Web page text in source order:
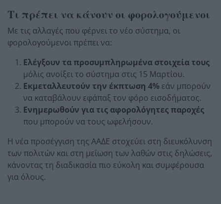
Τι πρέπει να κάνουν οι φορολογούμενοι
Με τις αλλαγές που φέρνει το νέο σύστημα, οι
φορολογούμενοι πρέπει να:
Ελέγξουν τα προσυμπληρωμένα στοιχεία τους
μόλις ανοίξει το σύστημα στις 15 Μαρτίου.
Εκμεταλλευτούν την έκπτωση 4% εάν μπορούν
να καταβάλουν εφάπαξ τον φόρο εισοδήματος.
Ενημερωθούν για τις αφορολόγητες παροχές
που μπορούν να τους ωφελήσουν.
Η νέα προσέγγιση της ΑΑΔΕ στοχεύει στη διευκόλυνση
των πολιτών και στη μείωση των λαθών στις δηλώσεις,
κάνοντας τη διαδικασία πιο εύκολη και συμφέρουσα
για όλους.